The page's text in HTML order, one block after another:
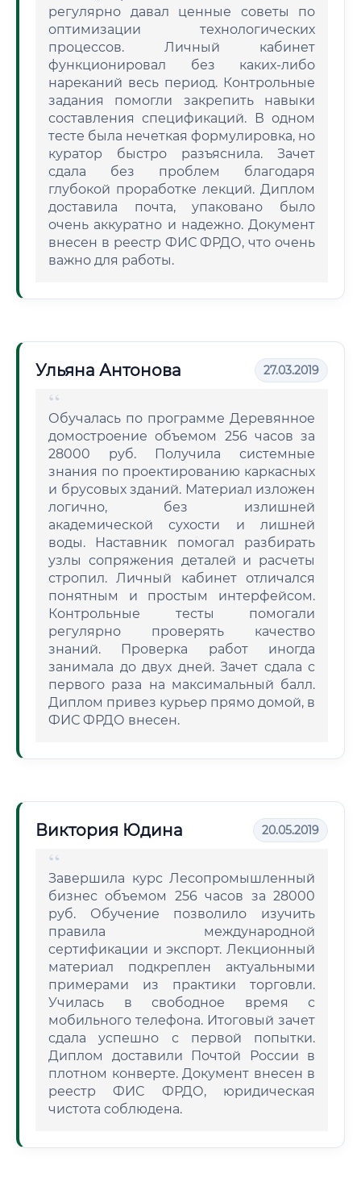
регулярно давал ценные советы по
оптимизации технологических
процессов. Личный кабинет
функционировал без каких-либо
нареканий весь период. Контрольные
задания помогли закрепить навыки
составления спецификаций. В одном
тесте была нечеткая формулировка, но
куратор быстро разъяснила. Зачет
сдала без проблем благодаря
глубокой проработке лекций. Диплом
доставила почта, упаковано было
очень аккуратно и надежно. Документ
внесен в реестр ФИС ФРДО, что очень
важно для работы.
Ульяна Антонова 27.03.2019
Обучалась по программе Деревянное
домостроение объемом 256 часов за
28000 руб. Получила системные
знания по проектированию каркасных
и брусовых зданий. Материал изложен
логично, без излишней
академической сухости и лишней
воды. Наставник помогал разбирать
узлы сопряжения деталей и расчеты
стропил. Личный кабинет отличался
понятным и простым интерфейсом.
Контрольные тесты помогали
регулярно проверять качество
знаний. Проверка работ иногда
занимала до двух дней. Зачет сдала с
первого раза на максимальный балл.
Диплом привез курьер прямо домой, в
ФИС ФРДО внесен.
Виктория Юдина 20.05.2019
Завершила курс Лесопромышленный
бизнес объемом 256 часов за 28000
руб. Обучение позволило изучить
правила международной
сертификации и экспорт. Лекционный
материал подкреплен актуальными
примерами из практики торговли.
Училась в свободное время с
мобильного телефона. Итоговый зачет
сдала успешно с первой попытки.
Диплом доставили Почтой России в
плотном конверте. Документ внесен в
реестр ФИС ФРДО, юридическая
чистота соблюдена.